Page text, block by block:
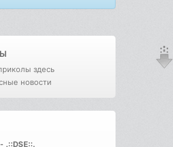
здесь
новости
- .::DSE::.